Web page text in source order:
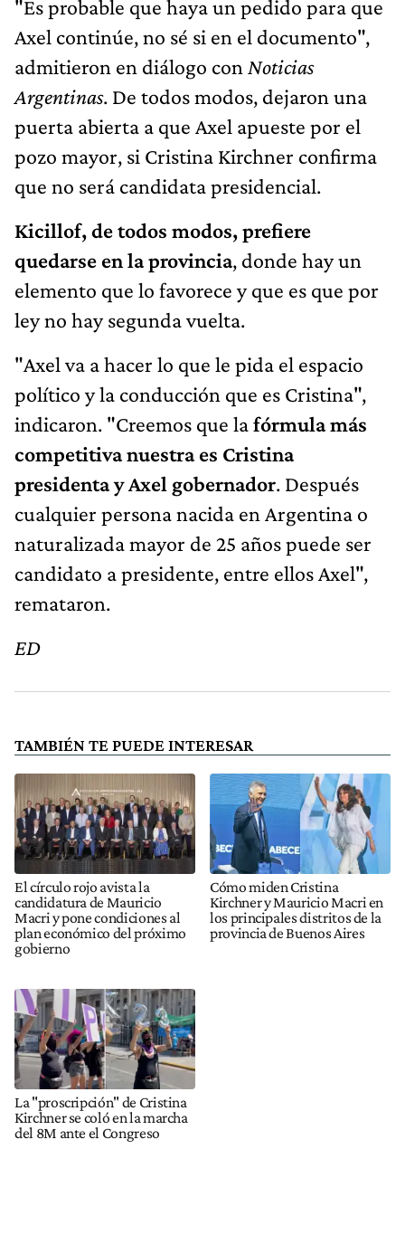
"Es probable que haya un pedido para que
Axel continúe, no sé si en el documento",
admitieron en diálogo con Noticias
Argentinas. De todos modos, dejaron una
puerta abierta a que Axel apueste por el
pozo mayor, si Cristina Kirchner confirma
que no será candidata presidencial.
Kicillof, de todos modos, prefiere
quedarse en la provincia, donde hay un
elemento que lo favorece y que es que por
ley no hay segunda vuelta.
"Axel va a hacer lo que le pida el espacio
político y la conducción que es Cristina",
indicaron. "Creemos que lafórmula más
competitiva nuestra es Cristina
presidenta y Axel gobernador. Después
cualquier persona nacida en Argentina o
naturalizada mayor de 25 años puede ser
candidato a presidente, entre ellos Axel",
remataron.
ED
TAMBIÉN TE PUEDE INTERESAR
El círculo rojo avista la
candidatura de Mauricio
Macri y pone condiciones al
plan económico del próximo
gobierno
Cómo miden Cristina
Kirchner y Mauricio Macri en
los principales distritos de la
provincia de Buenos Aires
La "proscripción" de Cristina
Kirchner se coló en la marcha
del 8M ante el Congreso